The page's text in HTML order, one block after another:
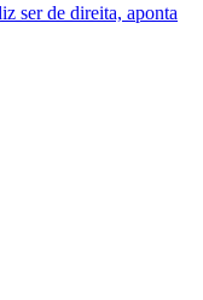
ser de direita, aponta